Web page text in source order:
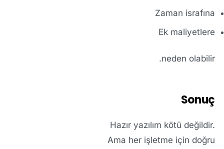
Zaman israfına
Ek maliyetlere
neden olabilir.
Sonuç
Hazır yazılım kötü değildir.
Ama her işletme için doğru